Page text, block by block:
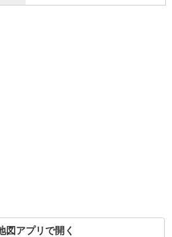
図アプリで開く